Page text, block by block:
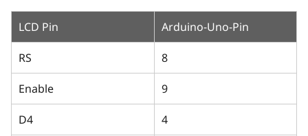
LCD Pin Arduino-Uno-Pin
RS 8
Enable 9
D4 4